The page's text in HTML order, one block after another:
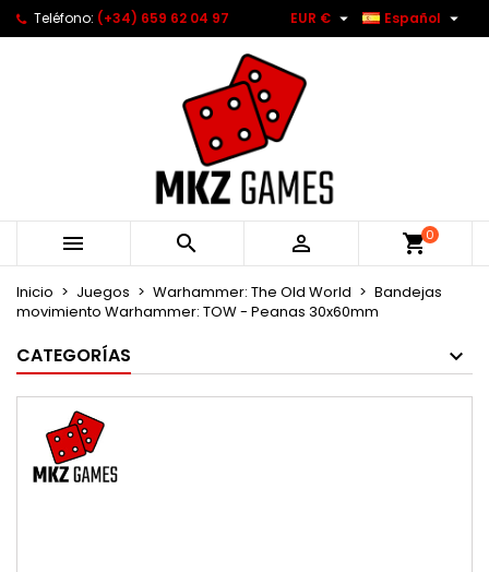
Teléfono: (+34) 659 62 04 97 Español 
EUR € 
   0
Inicio Juegos Warhammer: The Old World
Bandejas
movimiento Warhammer: TOW - Peanas 30x60mm
CATEGORÍAS